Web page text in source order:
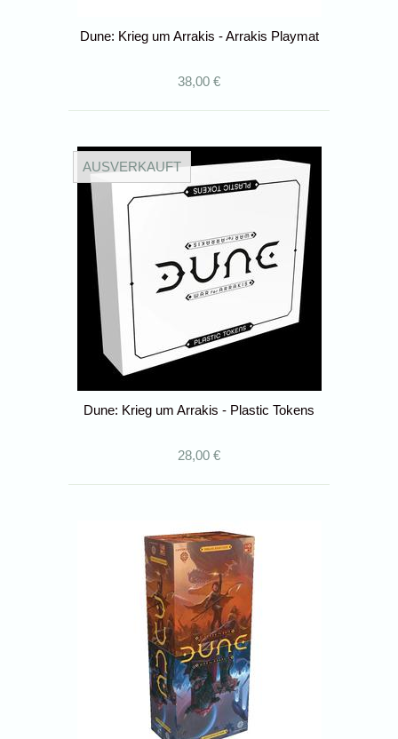
Dune: Krieg um Arrakis - Arrakis Playmat
38,00 €
AUSVERKAUFT
Dune: Krieg um Arrakis - Plastic Tokens
28,00 €